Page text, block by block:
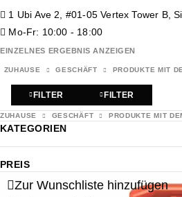
1 Ubi Ave 2, #01-05 Vertex Tower B,
Mo-Fr: 10:00 - 18:00
EINZELNES ERGEBNIS ANZEIGEN
ZUHAUSE GESCHÄFT PRODUKTE MIT
FILTER FILTER
ZUHAUSE GESCHÄFT PRODUKTE MIT
KATEGORIEN
PREIS
Zur Wunschliste hinzufügen